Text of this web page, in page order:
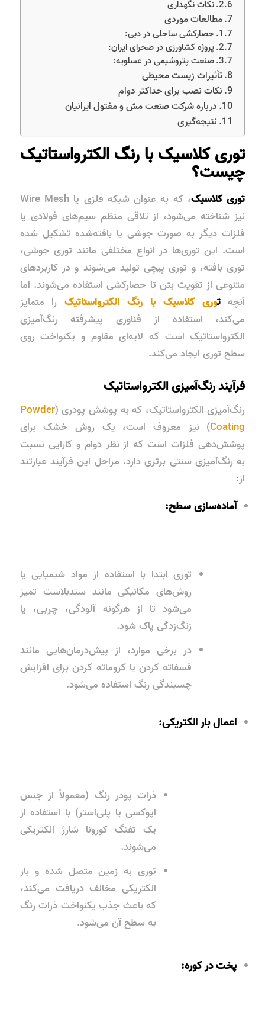
نکات نگهداری
مطالعات موردی
حصارکشی ساحلی در دبی:
پروژه کشاورزی در صحرای ایران:
صنعت پتروشیمی در عسلویه:
تأثیرات زیست‌ محیطی
نکات نصب برای حداکثر دوام
درباره شرکت صنعت مش و مفتول ایرانیان
نتیجه‌گیری
توری کلاسیک با رنگ الکترواستاتیک
چیست؟
توری کلاسیک، که به عنوانشبکه فلزی یاWire Mesh
نیز شناخته می‌شود، از تلاقی منظم سیم‌های فولادی یا
فلزات دیگر به صورت جوشی یا بافته‌شده تشکیل شده
است. این توری‌ها در انواع مختلفی مانند توری جوشی،
توری بافته، و توری پیچیتولید می‌شوند و در کاربردهای
متنوعی از تقویت بتن تا حصارکشی استفاده می‌شوند. اما
آنچهتوری کلاسیک با رنگ الکترواستاتیکرا متمایز
می‌کند، استفاده از فناوری پیشرفته رنگ‌آمیزی
الکترواستاتیکاست که لایه‌ای مقاوم و یکنواخت روی
سطح توری ایجاد می‌کند.
فرآیند رنگ‌آمیزی الکترواستاتیک
رنگ‌آمیزی الکترواستاتیک، که به پوشش پودری(
Powder
Coating) نیز معروف است، یک روش خشک برای
پوشش‌دهی فلزات است که از نظر دوام و کارایی نسبت
به رنگ‌آمیزی سنتی برتری دارد. مراحل این فرآیند عبارتند
از:
آماده‌سازی سطح:
توری ابتدا با استفاده از مواد شیمیایی یا
روش‌های مکانیکی مانندسندبلاست تمیز
می‌شود تا از هرگونه آلودگی، چربی، یا
زنگ‌زدگی پاک شود.
در برخی موارد، از پیش‌درمان‌هایی مانند
فسفاته کردنیاکروماته کردنبرای افزایش
چسبندگی رنگ استفاده می‌شود.
اعمال بار الکتریکی:
ذرات پودر رنگ (معمولاً از جنس
اپوکسی یا پلی‌استر) با استفاده از
یک تفنگ کورونا شارژ الکتریکی
می‌شوند.
توری به زمین متصل شده و بار
الکتریکی مخالف دریافت می‌کند،
که باعث جذب یکنواخت ذرات رنگ
به سطح آن می‌شود.
پخت در کوره: